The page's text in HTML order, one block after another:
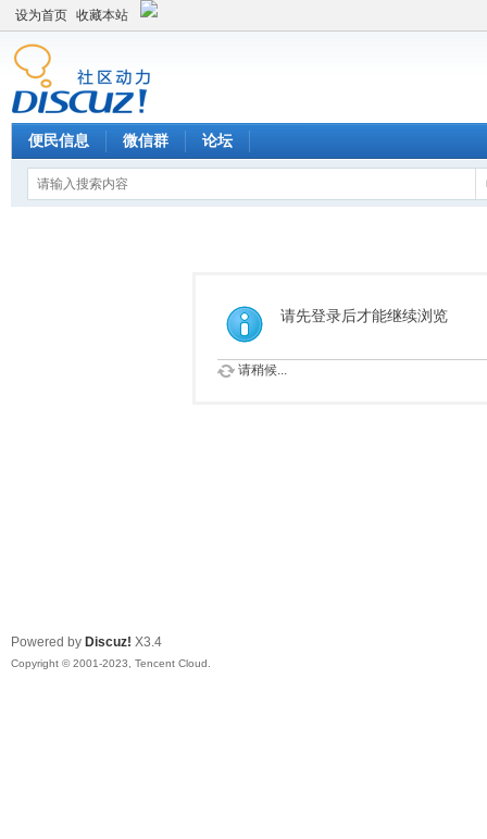
设为首页 收藏本站
便民信息 微信群 论坛
请先登录后才能继续浏览
请稍候...
Powered by Discuz! X3.4
Copyright © 2001-2023, Tencent Cloud.